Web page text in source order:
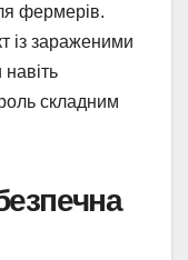
фермерів.
із зараженими
складним